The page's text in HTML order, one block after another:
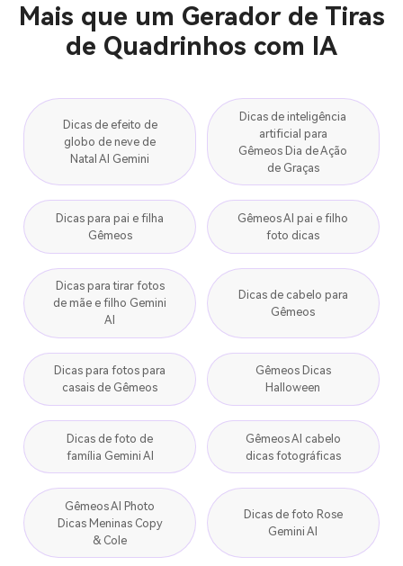
Mais que um Gerador de Tiras
de Quadrinhos com IA
Dicas de efeito de
globo de neve de
Natal AI Gemini
Dicas de inteligência
artificial para
Gêmeos Dia de Ação
de Graças
Dicas para pai e filha
Gêmeos
Gêmeos AI pai e filho
foto dicas
Dicas para tirar fotos
de mãe e filho Gemini
AI
Dicas de cabelo para
Gêmeos
Dicas para fotos para
casais de Gêmeos
Gêmeos Dicas
Halloween
Dicas de foto de
família Gemini AI
Gêmeos AI cabelo
dicas fotográficas
Gêmeos AI Photo
Dicas Meninas Copy
& Cole
Dicas de foto Rose
Gemini AI